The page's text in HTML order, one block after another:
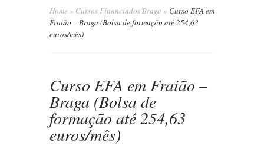
Home » Cursos Financiados Braga » Curso EFA em
Fraião – Braga (Bolsa de formação até 254,63
euros/mês)
Curso EFA em Fraião –
Braga (Bolsa de
formação até 254,63
euros/mês)